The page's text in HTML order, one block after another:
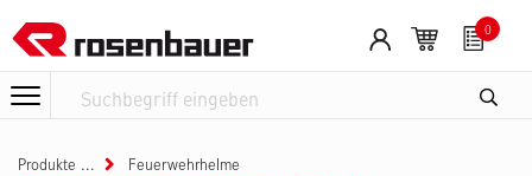
0
Produkte
Feuerwehrhelme